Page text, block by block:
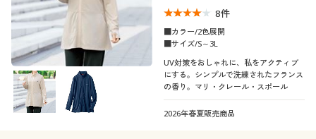
8件
■カラー/2色展開
■サイズ/S～3L
UV対策をおしゃれに、私をアクティブ
にする。シンプルで洗練されたフランス
の香り。マリ・クレール・スポール
2026年春夏販売商品